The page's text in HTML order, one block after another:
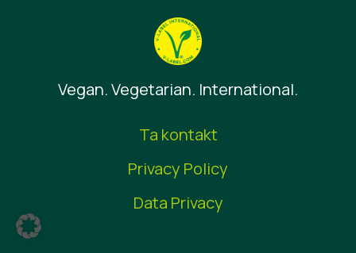
Vegan. Vegetarian. International.
Ta kontakt
Privacy Policy
Data Privacy